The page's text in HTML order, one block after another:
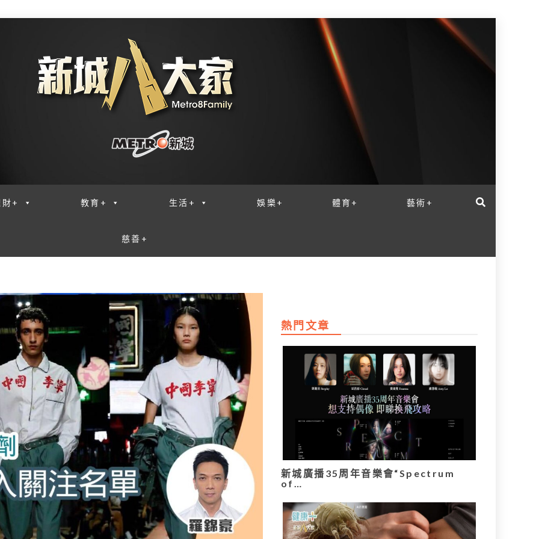
財+ 教育+ 生活+ 娛樂+ 體育+ 藝術+
慈善+
熱門文章
新城廣播35周年音樂會“Spectrum
of…